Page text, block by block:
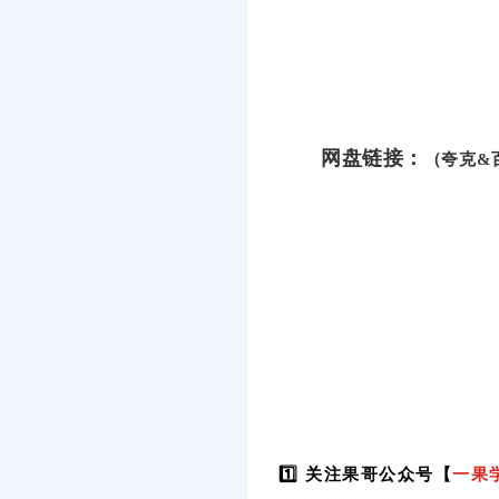
网盘链接： （夸克&
1️⃣ 关注果哥公众号【一果